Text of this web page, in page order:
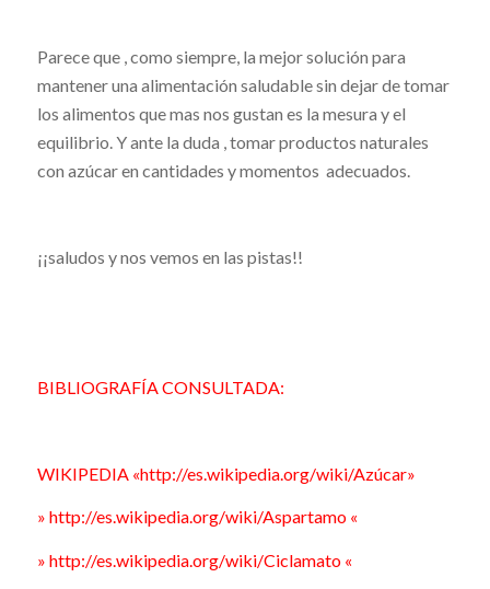
Parece que , como siempre, la mejor solución para
mantener una alimentación saludable sin dejar de tomar
los alimentos que mas nos gustan es la mesura y el
equilibrio. Y ante la duda , tomar productos naturales
con azúcar en cantidades y momentos adecuados.
¡¡saludos y nos vemos en las pistas!!
BIBLIOGRAFÍA CONSULTADA:
WIKIPEDIA «http://es.wikipedia.org/wiki/Azúcar»
» http://es.wikipedia.org/wiki/Aspartamo «
» http://es.wikipedia.org/wiki/Ciclamato «